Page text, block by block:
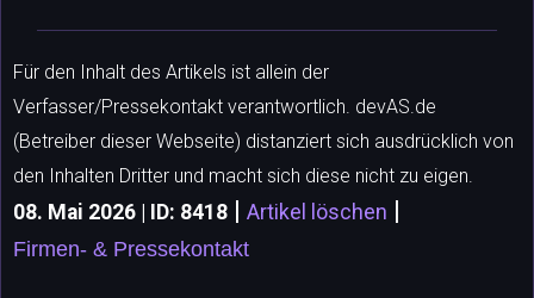
Für den Inhalt des Artikels ist allein der
Verfasser/Pressekontakt verantwortlich. devAS.de
(Betreiber dieser Webseite) distanziert sich ausdrücklich von
den Inhalten Dritter und macht sich diese nicht zu eigen.
08. Mai 2026 | ID: 8418 | Artikel löschen |
Firmen- & Pressekontakt